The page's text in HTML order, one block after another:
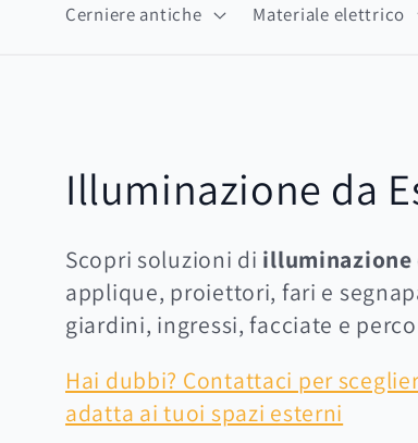
Cerniere antiche Materiale elettrico
C
o
l
l
e
Illuminazione da
Scopri soluzioni di illuminazione
applique, proiettori, fari e
giardini, ingressi, facciate e
Hai dubbi? Contattaci per
adatta ai tuoi spazi esterni